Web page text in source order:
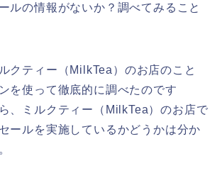
ルの情報がないか？調べてみること
クティー（MilkTea）のお店のこと
を使って徹底的に調べたのです
、ミルクティー（MilkTea）のお店で
ールを実施しているかどうかは分か